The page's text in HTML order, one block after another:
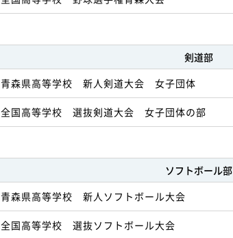
剣道部
青森県高等学校 新人剣道大会 女子団体
全国高等学校 選抜剣道大会 女子団体の部
ソフトボール部
青森県高等学校 新人ソフトボール大会
全国高等学校 選抜ソフトボール大会